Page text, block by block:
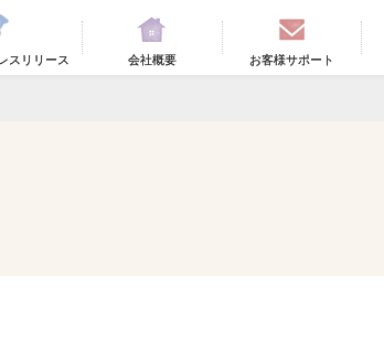
スリリース 会社概要 お客様サポート